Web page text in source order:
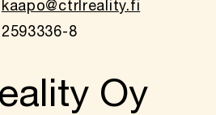
kaapo@ctrlreality.fi
2593336-8
Oy